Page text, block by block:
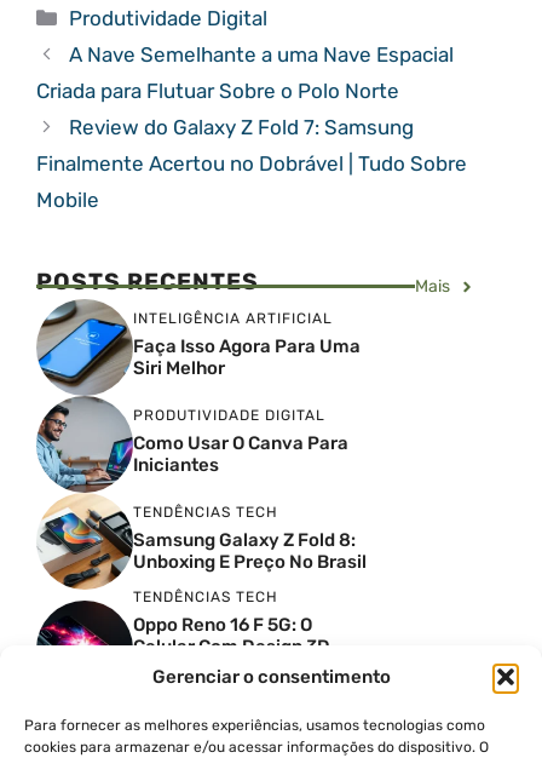
Gerenciar o consentimento
Para fornecer as melhores experiências, usamos tecnologias como
cookies para armazenar e/ou acessar informações do dispositivo. O
Categorias
Produtividade Digital
A Nave Semelhante a uma Nave Espacial
Criada para Flutuar Sobre o Polo Norte
Review do Galaxy Z Fold 7: Samsung
Finalmente Acertou no Dobrável | Tudo Sobre
Mobile
POSTS RECENTES Mais
INTELIGÊNCIA ARTIFICIAL
Faça Isso Agora Para Uma
Siri Melhor
PRODUTIVIDADE DIGITAL
Como Usar O Canva Para
Iniciantes
TENDÊNCIAS TECH
Samsung Galaxy Z Fold 8:
Unboxing E Preço No Brasil
TENDÊNCIAS TECH
Oppo Reno 16 F 5G: O
Celular Com Design 3D
Surreal E Câmeras De 50
MP
PRODUTIVIDADE DIGITAL